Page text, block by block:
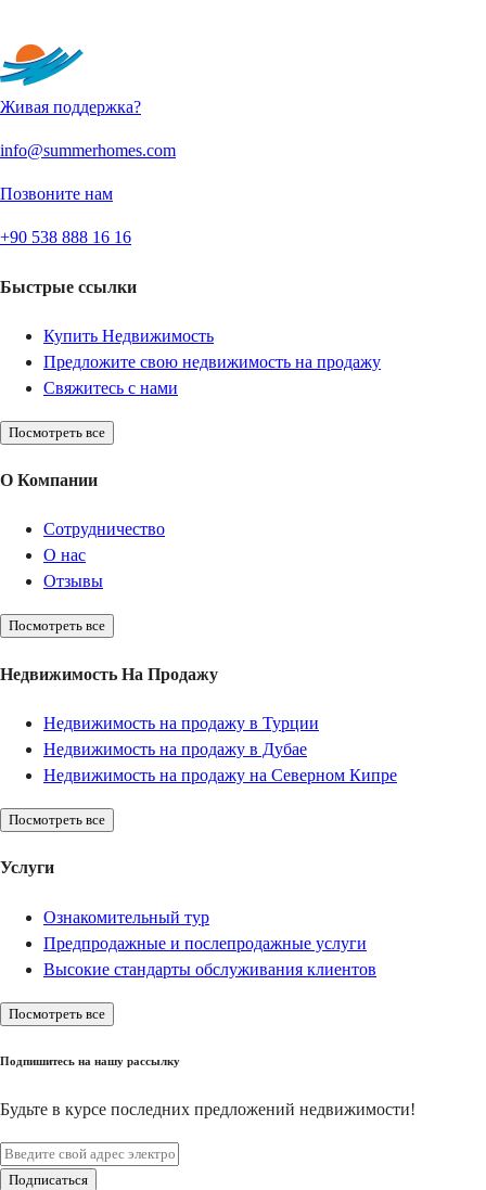
Живая поддержка?
info@summerhomes.com
Позвоните нам
+90 538 888 16 16
Быстрые ссылки
Купить Недвижимость
Предложите свою недвижимость на продажу
Свяжитесь с нами
Посмотреть все
О Компании
Сотрудничество
О нас
Отзывы
Посмотреть все
Недвижимость На Продажу
Недвижимость на продажу в Турции
Недвижимость на продажу в Дубае
Недвижимость на продажу на Северном Кипре
Посмотреть все
Услуги
Ознакомительный тур
Предпродажные и послепродажные услуги
Высокие стандарты обслуживания клиентов
Посмотреть все
Подпишитесь на нашу рассылку
Будьте в курсе последних предложений недвижимости!
Подписаться